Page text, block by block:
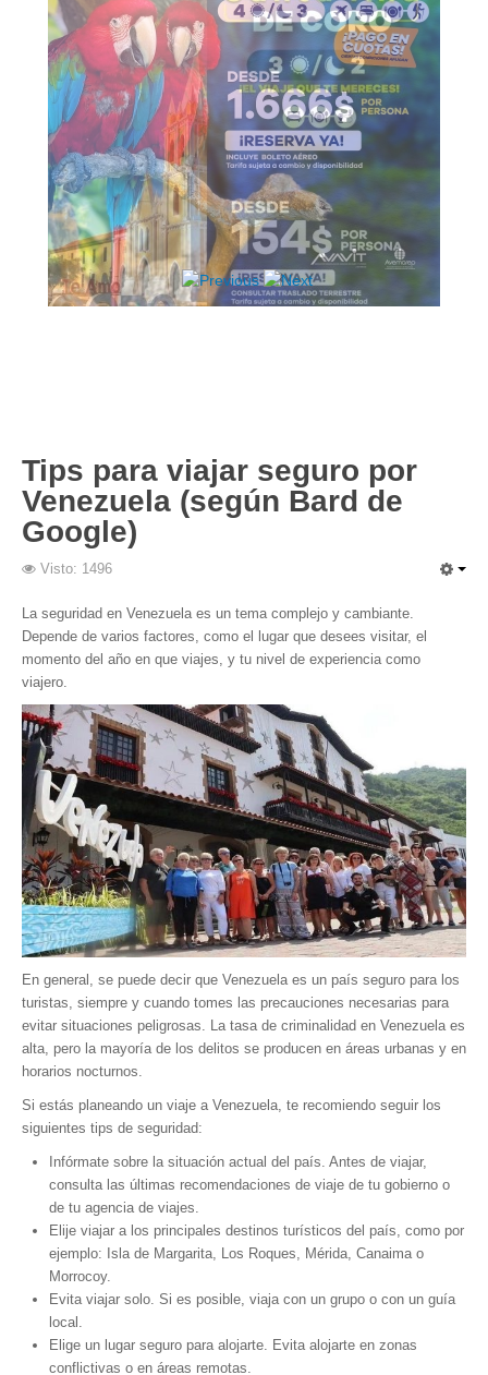
Tips para viajar seguro por
Venezuela (según Bard de
Google)
Visto: 1496
La seguridad en Venezuela es un tema complejo y cambiante.
Depende de varios factores, como el lugar que desees visitar, el
momento del año en que viajes, y tu nivel de experiencia como
viajero.
En general, se puede decir que Venezuela es un país seguro para los
turistas, siempre y cuando tomes las precauciones necesarias para
evitar situaciones peligrosas. La tasa de criminalidad en Venezuela es
alta, pero la mayoría de los delitos se producen en áreas urbanas y en
horarios nocturnos.
Si estás planeando un viaje a Venezuela, te recomiendo seguir los
siguientes tips de seguridad:
Infórmate sobre la situación actual del país. Antes de viajar,
consulta las últimas recomendaciones de viaje de tu gobierno o
de tu agencia de viajes.
Elije viajar a los principales destinos turísticos del país, como por
ejemplo: Isla de Margarita, Los Roques, Mérida, Canaima o
Morrocoy.
Evita viajar solo. Si es posible, viaja con un grupo o con un guía
local.
Elige un lugar seguro para alojarte. Evita alojarte en zonas
conflictivas o en áreas remotas.